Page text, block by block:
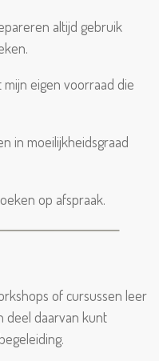
altijd gebruik
eigen voorraad die
in moeilijkheidsgraad
op afspraak.
of cursussen leer
deel daarvan kunt